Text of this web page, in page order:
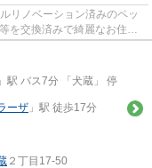
リノベーション済みのペッ
を交換済みで綺麗なお住ま
前...
」駅 バス7分 「犬蔵」 停
ーザ 」駅 徒歩17分
２丁目17-50